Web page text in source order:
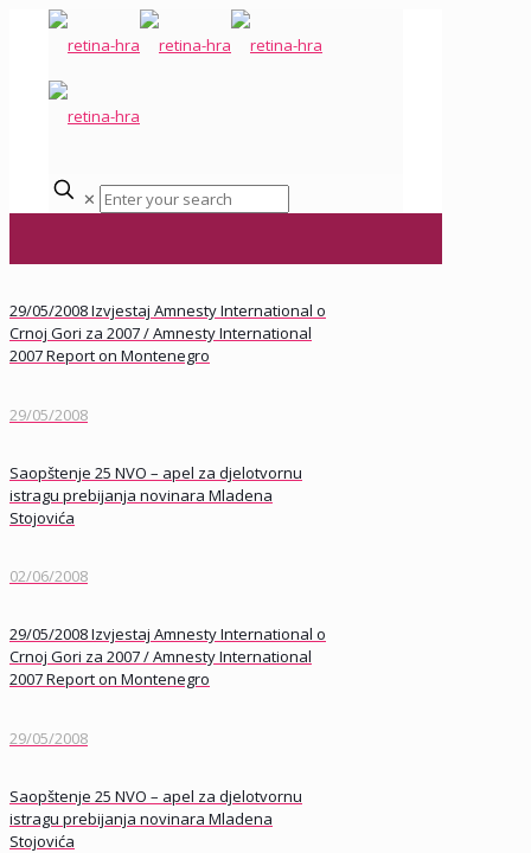
✕
29/05/2008 Izvjestaj Amnesty International o
Crnoj Gori za 2007 / Amnesty International
2007 Report on Montenegro
29/05/2008
Saopštenje 25 NVO – apel za djelotvornu
istragu prebijanja novinara Mladena
Stojovića
02/06/2008
29/05/2008 Izvjestaj Amnesty International o
Crnoj Gori za 2007 / Amnesty International
2007 Report on Montenegro
29/05/2008
Saopštenje 25 NVO – apel za djelotvornu
istragu prebijanja novinara Mladena
Stojovića